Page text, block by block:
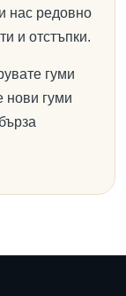
нас редовно
и отстъпки.
гуми
нови гуми